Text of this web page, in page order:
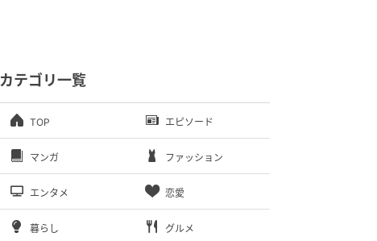
カテゴリ一覧
TOP エピソード
マンガ ファッション
エンタメ 恋愛
暮らし グルメ